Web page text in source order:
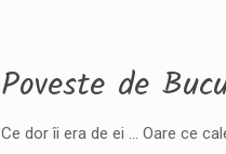
Poveste de
Ce dor îi era de ei … Oare ce